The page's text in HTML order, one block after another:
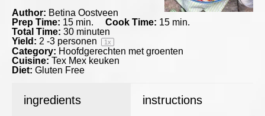
Author: Betina Oostveen
Prep Time: 15 min. Cook Time: 15 min.
Total Time: 30 minuten
Yield: 2 -3 personen 1x
Category: Hoofdgerechten met groenten
Cuisine: Tex Mex keuken
Diet: Gluten Free
ingredients instructions